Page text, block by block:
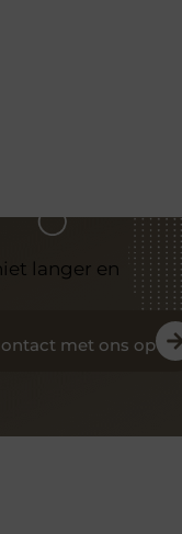
langer en
met ons op